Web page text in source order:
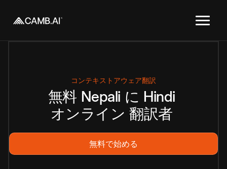
コンテキストアウェア翻訳
無料 Nepali に Hindi
オンライン 翻訳者
無料で始める